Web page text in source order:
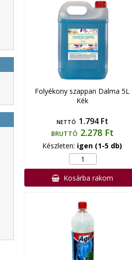
Folyékony szappan Dalma 5L
Kék
NETTÓ 1.794 Ft
BRUTTÓ 2.278 Ft
Készleten: igen (1-5 db)
Kosárba rakom